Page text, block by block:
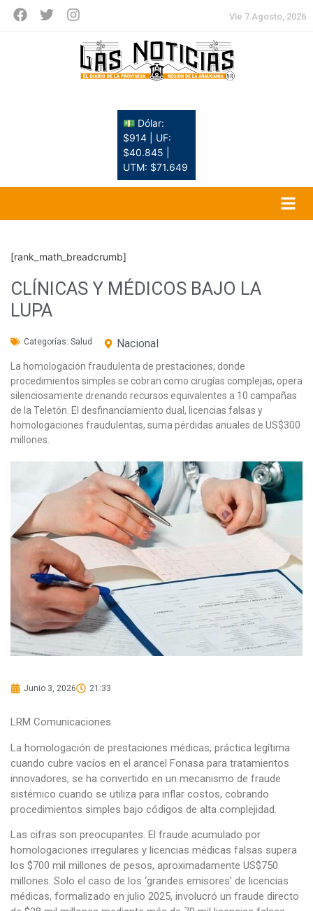
Vie 7 Agosto, 2026
💵 Dólar:
$914 | UF:
$40.845 |
UTM: $71.649
[rank_math_breadcrumb]
CLÍNICAS Y MÉDICOS BAJO LA
LUPA
Categorías: Salud Nacional
La homologación fraudulenta de prestaciones, donde
procedimientos simples se cobran como cirugías complejas, opera
silenciosamente drenando recursos equivalentes a 10 campañas
de la Teletón. El desfinanciamiento dual, licencias falsas y
homologaciones fraudulentas, suma pérdidas anuales de US$300
millones.
Junio 3, 2026 21:33
LRM Comunicaciones
La homologación de prestaciones médicas, práctica legítima
cuando cubre vacíos en el arancel Fonasa para tratamientos
innovadores, se ha convertido en un mecanismo de fraude
sistémico cuando se utiliza para inflar costos, cobrando
procedimientos simples bajo códigos de alta complejidad.
Las cifras son preocupantes. El fraude acumulado por
homologaciones irregulares y licencias médicas falsas supera
los $700 mil millones de pesos, aproximadamente US$750
millones. Solo el caso de los ‘grandes emisores’ de licencias
médicas, formalizado en julio 2025, involucró un fraude directo